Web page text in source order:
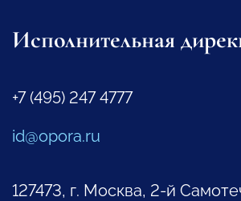
Исполнительная
+7 (495) 247 4777
id@opora.ru
127473, г. Москва, 2-й